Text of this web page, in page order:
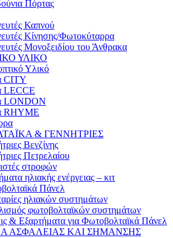
Πόρτας
Καπνού
Κίνησης/Φωτοκύταρρα
Μονοξειδίου του Άνθρακα
ΥΛΙΚΟ
Υλικό
CITY
LECCE
LONDON
RHYME
& ΓΕΝΝΗΤΡΙΕΣ
Βενζίνης
Πετρελαίου
στροφών
ηλιακής ενέργειας – κιτ
Πάνελ
ηλιακών συστημάτων
φωτοβολταϊκών συστημάτων
& Εξαρτήματα για Φωτοβολταϊκά Πάνελ
ΑΣΦΑΛΕΙΑΣ ΚΑΙ ΣΗΜΑΝΣΗΣ